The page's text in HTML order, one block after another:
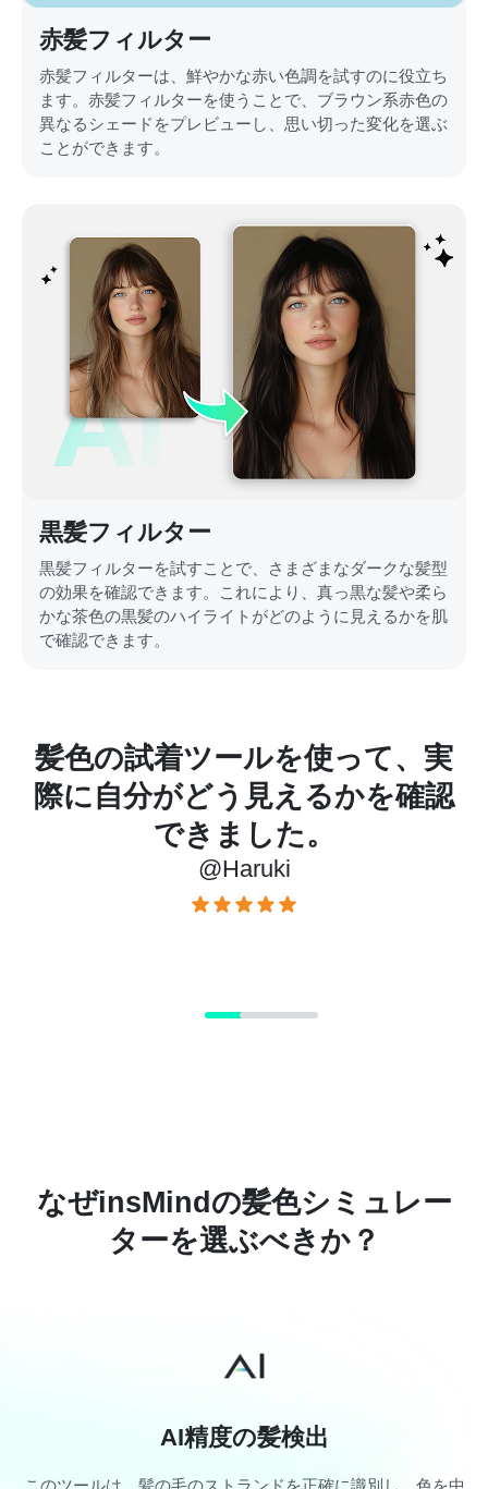
赤髪フィルター
赤髪フィルターは、鮮やかな赤い色調を試すのに役立ち
ます。赤髪フィルターを使うことで、ブラウン系赤色の
異なるシェードをプレビューし、思い切った変化を選ぶ
ことができます。
黒髪フィルター
黒髪フィルターを試すことで、さまざまなダークな髪型
の効果を確認できます。これにより、真っ黒な髪や柔ら
かな茶色の黒髪のハイライトがどのように見えるかを肌
で確認できます。
髪色の試着ツールを使って、実
際に自分がどう見えるかを確認
できました。
@Haruki
なぜinsMindの髪色シミュレー
ターを選ぶべきか？
AI精度の髪検出
このツールは、髪の毛のストランドを正確に識別し、色を中